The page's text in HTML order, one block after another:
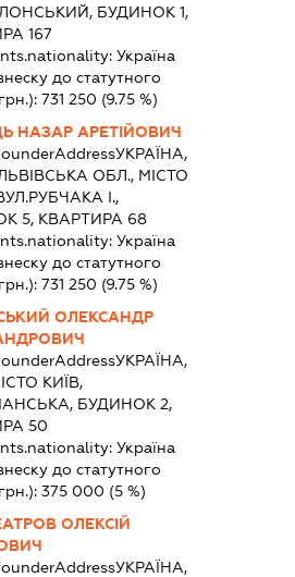
БУДИНОК 1,
167
Україна
до статутного
731 250 (9.75 %)
НАЗАР АРЕТІЙОВИЧ
УКРАЇНА,
ОБЛ., МІСТО
І.,
5, КВАРТИРА 68
Україна
до статутного
731 250 (9.75 %)
ОЛЕКСАНДР
УКРАЇНА,
КИЇВ,
БУДИНОК 2,
50
Україна
до статутного
375 000 (5 %)
ОЛЕКСІЙ
УКРАЇНА,